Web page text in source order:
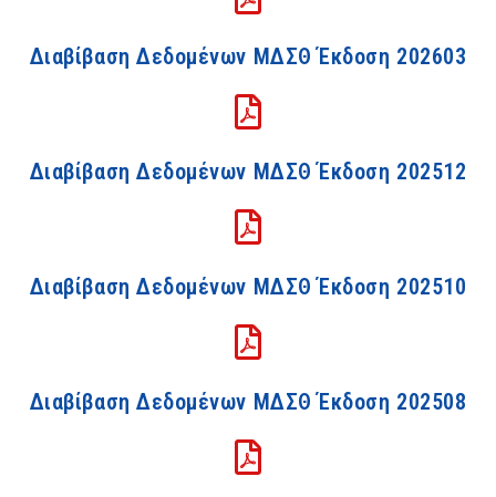
Διαβίβαση Δεδομένων ΜΔΣΘ Έκδοση 202603
Διαβίβαση Δεδομένων ΜΔΣΘ Έκδοση 202512
Διαβίβαση Δεδομένων ΜΔΣΘ Έκδοση 202510
Διαβίβαση Δεδομένων ΜΔΣΘ Έκδοση 202508